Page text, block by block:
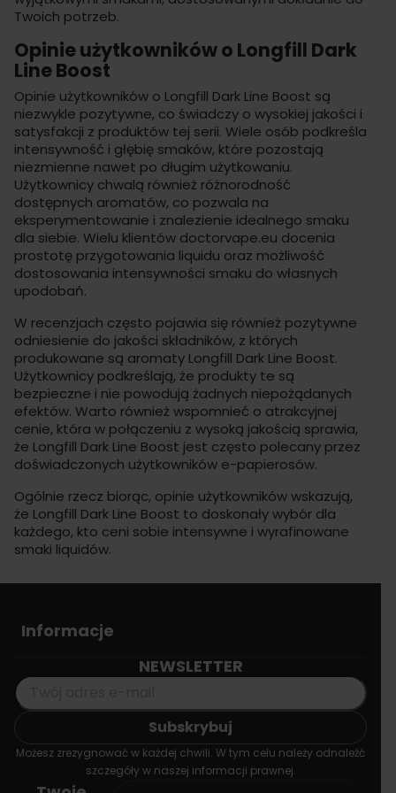
Twoich potrzeb.
Opinie użytkowników o Longfill Dark
Line Boost
Opinie użytkowników o Longfill Dark Line Boost są
niezwykle pozytywne, co świadczy o wysokiej jakości i
satysfakcji z produktów tej serii. Wiele osób podkreśla
intensywność i głębię smaków, które pozostają
niezmienne nawet po długim użytkowaniu.
Użytkownicy chwalą również różnorodność
dostępnych aromatów, co pozwala na
eksperymentowanie i znalezienie idealnego smaku
dla siebie. Wielu klientów doctorvape.eu docenia
prostotę przygotowania liquidu oraz możliwość
dostosowania intensywności smaku do własnych
upodobań.
W recenzjach często pojawia się również pozytywne
odniesienie do jakości składników, z których
produkowane są aromaty Longfill Dark Line Boost.
Użytkownicy podkreślają, że produkty te są
bezpieczne i nie powodują żadnych niepożądanych
efektów. Warto również wspomnieć o atrakcyjnej
cenie, która w połączeniu z wysoką jakością sprawia,
że Longfill Dark Line Boost jest często polecany przez
doświadczonych użytkowników e-papierosów.
Ogólnie rzecz biorąc, opinie użytkowników wskazują,
że Longfill Dark Line Boost to doskonały wybór dla
każdego, kto ceni sobie intensywne i wyrafinowane
smaki liquidów.
Informacje
NEWSLETTER
Możesz zrezygnować w każdej chwili. W tym celu należy odnaleźć
szczegóły w naszej informacji prawnej.